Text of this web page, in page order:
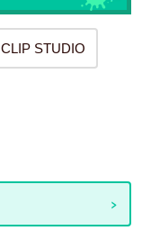
CLIP STUDIO